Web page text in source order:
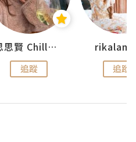
思思賢 ChillMyBabe
追蹤 追蹤